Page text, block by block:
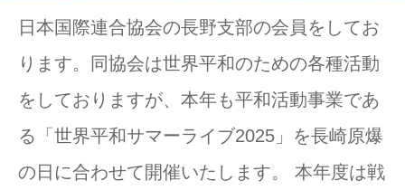
日本国際連合協会の長野支部の会員をしてお
ります。同協会は世界平和のための各種活動
をしておりますが、本年も平和活動事業であ
る「世界平和サマーライブ2025」を長崎原爆
の日に合わせて開催いたします。 本年度は戦